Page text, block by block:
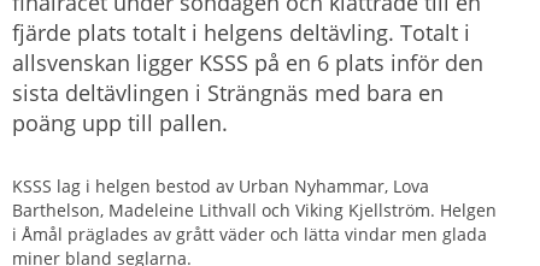
fjärde plats totalt i helgens deltävling. Totalt i
allsvenskan ligger KSSS på en 6 plats inför den
sista deltävlingen i Strängnäs med bara en
poäng upp till pallen.
KSSS lag i helgen bestod av Urban Nyhammar, Lova
Barthelson, Madeleine Lithvall och Viking Kjellström. Helgen
i Åmål präglades av grått väder och lätta vindar men glada
miner bland seglarna.